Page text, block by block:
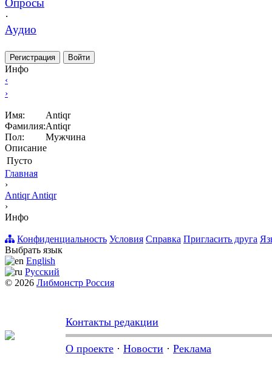
·
Аудио
Регистрация Войти
Инфо
‹
›
Имя:
Antiqr
Фамилия:Antiqr
Пол:
Мужчина
Описание
Пусто
Главная
›
Antiqr Antiqr
›
Инфо
Конфиденциальность Условия Справка Пригласить друга
Выбрать язык
English
Русский
© 2026 Либмонстр Россия
Контакты редакции
О проекте · Новости · Реклама